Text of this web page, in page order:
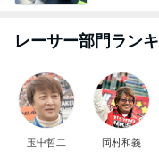
レーサー部門ラン
玉中哲二 岡村和義